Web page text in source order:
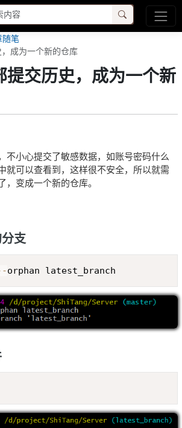
随笔
成为一个新的仓库
交历史，成为一个新
不小心提交了敏感数据，如账号密码什么
就可以查看到，这样很不安全，所以就需
变成一个新的仓库。
支
orphan latest_branch